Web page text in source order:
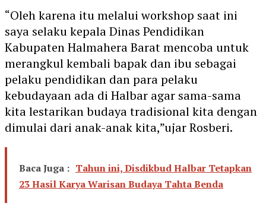
“Oleh karena itu melalui workshop saat ini
saya selaku kepala Dinas Pendidikan
Kabupaten Halmahera Barat mencoba untuk
merangkul kembali bapak dan ibu sebagai
pelaku pendidikan dan para pelaku
kebudayaan ada di Halbar agar sama-sama
kita lestarikan budaya tradisional kita dengan
dimulai dari anak-anak kita,”ujar Rosberi.
Baca Juga : Tahun ini, Disdikbud Halbar Tetapkan
23 Hasil Karya Warisan Budaya Tahta Benda